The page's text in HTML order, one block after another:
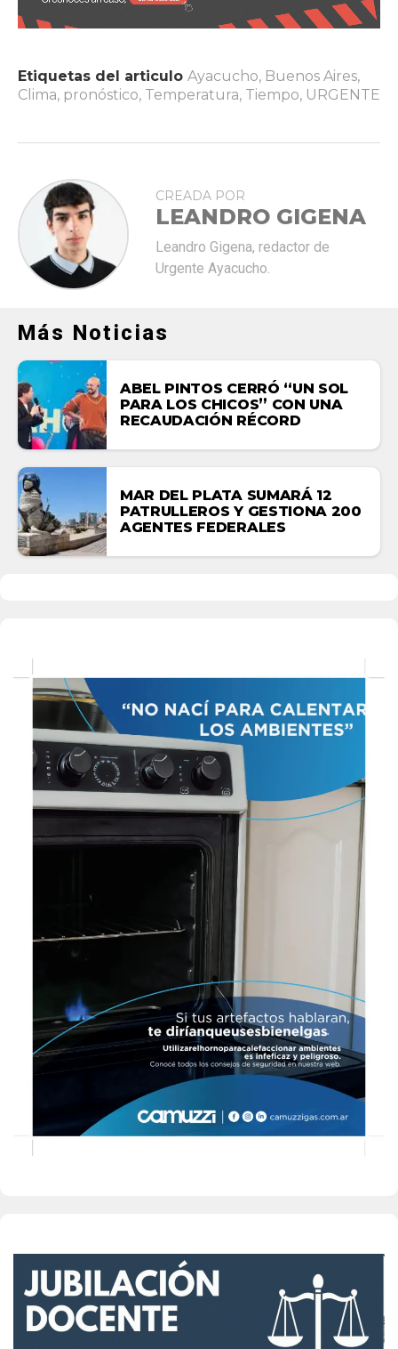
Etiquetas del articulo Ayacucho, Buenos Aires,
Clima, pronóstico, Temperatura, Tiempo, URGENTE
CREADA POR
LEANDRO GIGENA
Leandro Gigena, redactor de
Urgente Ayacucho.
Más Noticias
ABEL PINTOS CERRÓ “UN SOL
PARA LOS CHICOS” CON UNA
RECAUDACIÓN RÉCORD
MAR DEL PLATA SUMARÁ 12
PATRULLEROS Y GESTIONA 200
AGENTES FEDERALES